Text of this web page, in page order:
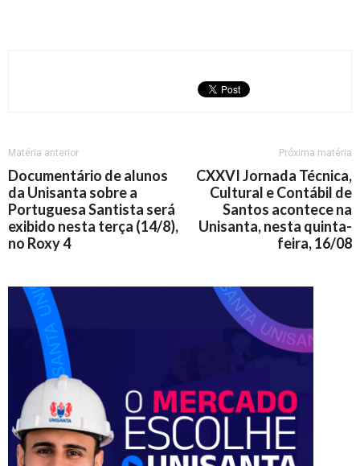
Matéria anterior
Documentário de alunos
da Unisanta sobre a
Portuguesa Santista será
exibido nesta terça (14/8),
no Roxy 4
Próxima matéria
CXXVI Jornada Técnica,
Cultural e Contábil de
Santos acontece na
Unisanta, nesta quinta-
feira, 16/08